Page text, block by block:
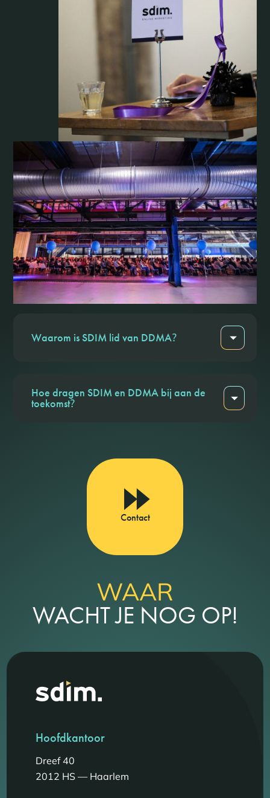
Waarom is SDIM lid van DDMA?
Hoe dragen SDIM en DDMA bij aan de
toekomst?
Contact
WAAR
WACHT JE NOG OP!
Hoofdkantoor
Dreef 40
2012 HS — Haarlem